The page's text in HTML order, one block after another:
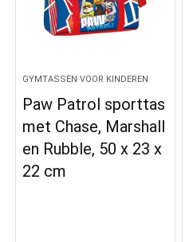
GYMTASSEN VOOR KINDEREN
Paw Patrol sporttas
met Chase, Marshall
en Rubble, 50 x 23 x
22 cm